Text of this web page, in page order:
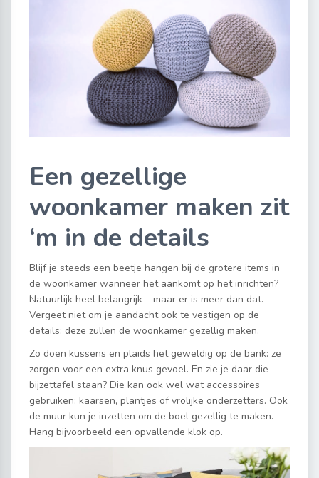
Een gezellige
woonkamer maken zit
‘m in de details
Blijf je steeds een beetje hangen bij de grotere items in
de woonkamer wanneer het aankomt op het inrichten?
Natuurlijk heel belangrijk – maar er is meer dan dat.
Vergeet niet om je aandacht ook te vestigen op de
details: deze zullen de woonkamer gezellig maken.
Zo doen kussens en plaids het geweldig op de bank: ze
zorgen voor een extra knus gevoel. En zie je daar die
bijzettafel staan? Die kan ook wel wat accessoires
gebruiken: kaarsen, plantjes of vrolijke onderzetters. Ook
de muur kun je inzetten om de boel gezellig te maken.
Hang bijvoorbeeld een opvallende klok op.